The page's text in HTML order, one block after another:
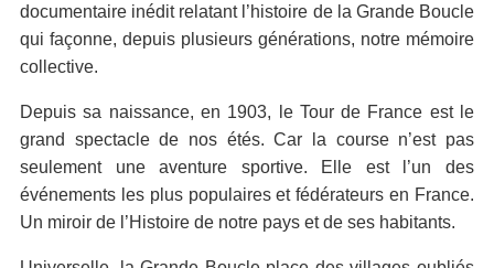
documentaire inédit relatant l’histoire de la Grande Boucle
qui façonne, depuis plusieurs générations, notre mémoire
collective.
Depuis sa naissance, en 1903, le Tour de France est le
grand spectacle de nos étés. Car la course n’est pas
seulement une aventure sportive. Elle est l’un des
événements les plus populaires et fédérateurs en France.
Un miroir de l’Histoire de notre pays et de ses habitants.